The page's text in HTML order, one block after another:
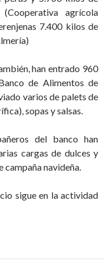
agrícola
7.400 kilos de
han entrado 960
de Alimentos de
varios de palets de
sopas y salsas.
del banco han
cargas de dulces y
campaña navideña.
sigue en la actividad